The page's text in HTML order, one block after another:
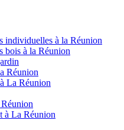
individuelles à la Réunion
bois à la Réunion
Réunion
La Réunion
à La Réunion